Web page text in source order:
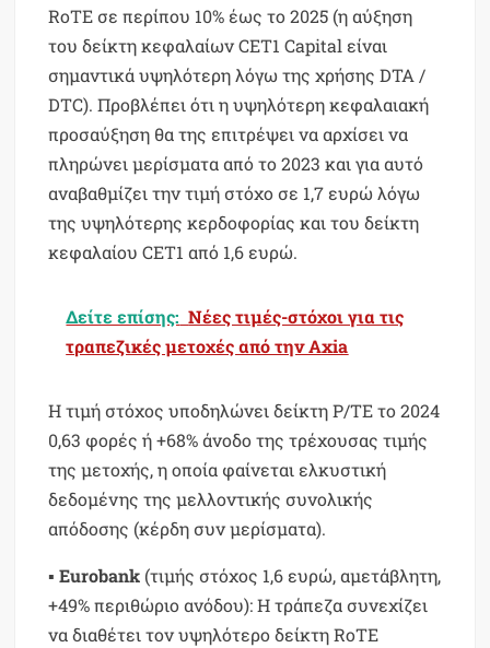
RoTE σε περίπου 10% έως το 2025 (η αύξηση
του δείκτη κεφαλαίων CET1 Capital είναι
σημαντικά υψηλότερη λόγω της χρήσης DTA /
DTC). Προβλέπει ότι η υψηλότερη κεφαλαιακή
προσαύξηση θα της επιτρέψει να αρχίσει να
πληρώνει μερίσματα από το 2023 και για αυτό
αναβαθμίζει την τιμή στόχο σε 1,7 ευρώ λόγω
της υψηλότερης κερδοφορίας και του δείκτη
κεφαλαίου CET1 από 1,6 ευρώ.
Δείτε επίσης: Νέες τιμές-στόχοι για τις
τραπεζικές μετοχές από την Axia
Η τιμή στόχος υποδηλώνει δείκτη P/TE το 2024
0,63 φορές ή +68% άνοδο της τρέχουσας τιμής
της μετοχής, η οποία φαίνεται ελκυστική
δεδομένης της μελλοντικής συνολικής
απόδοσης (κέρδη συν μερίσματα).
▪Eurobank (τιμής στόχος 1,6 ευρώ, αμετάβλητη,
+49% περιθώριο ανόδου): Η τράπεζα συνεχίζει
να διαθέτει τον υψηλότερο δείκτη RoTE